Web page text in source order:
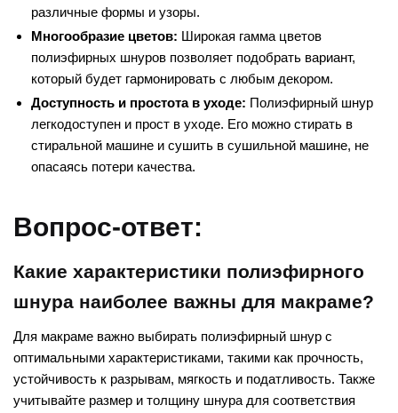
различные формы и узоры.
Многообразие цветов: Широкая гамма цветов
полиэфирных шнуров позволяет подобрать вариант,
который будет гармонировать с любым декором.
Доступность и простота в уходе: Полиэфирный шнур
легкодоступен и прост в уходе. Его можно стирать в
стиральной машине и сушить в сушильной машине, не
опасаясь потери качества.
Вопрос-ответ:
Какие характеристики полиэфирного
шнура наиболее важны для макраме?
Для макраме важно выбирать полиэфирный шнур с
оптимальными характеристиками, такими как прочность,
устойчивость к разрывам, мягкость и податливость. Также
учитывайте размер и толщину шнура для соответствия